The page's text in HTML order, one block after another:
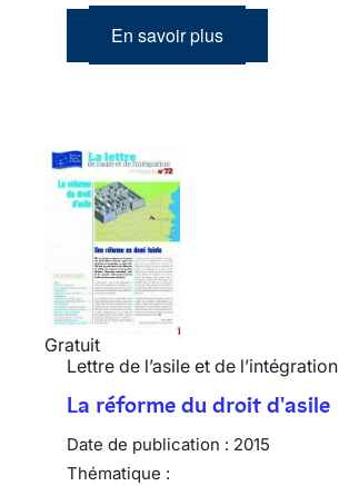
En savoir plus
Gratuit
Lettre de l’asile et de l’intégration
La réforme du droit d'asile
Date de publication : 2015
Thématique :